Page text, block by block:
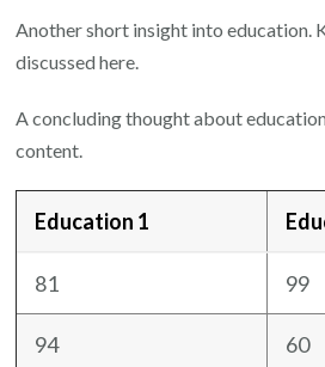
Another short insight into education.
discussed here.
A concluding thought about
content.
Education 1
81 99
94 60